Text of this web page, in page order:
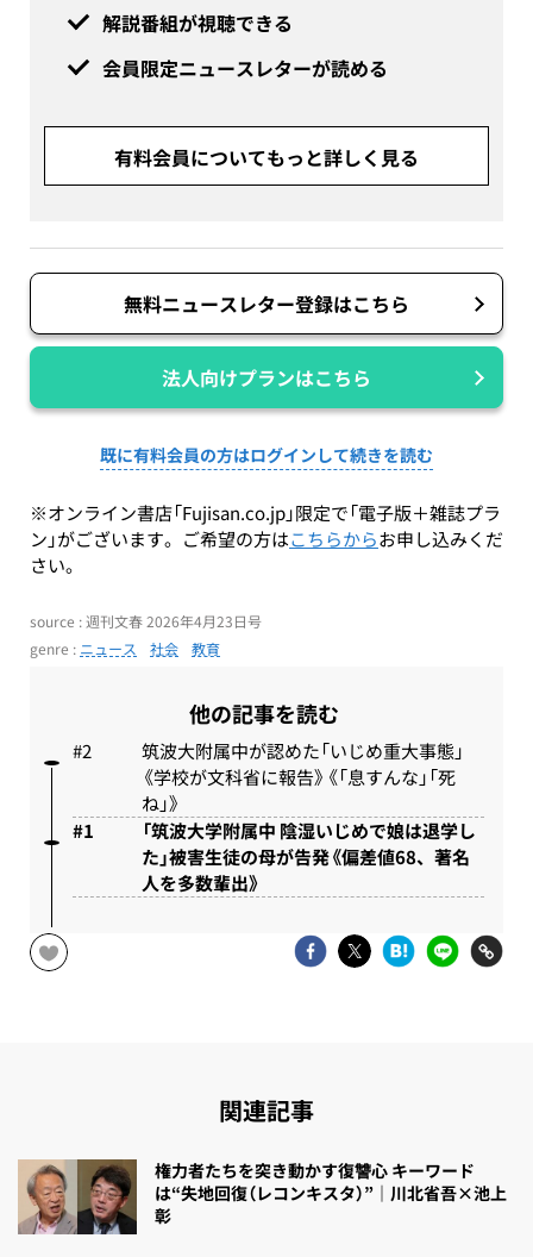
解説番組が視聴できる
会員限定ニュースレターが読める
有料会員についてもっと詳しく見る
無料ニュースレター登録はこちら
法人向けプランはこちら
既に有料会員の方はログインして続きを読む
※オンライン書店「Fujisan.co.jp」限定で「電子版＋雑誌プラ
ン」がございます。ご希望の方はこちらからお申し込みくだ
さい。
source : 週刊文春 2026年4月23日号
genre : ニュース 社会 教育
他の記事を読む
筑波大附属中が認めた「いじめ重大事態」
《学校が文科省に報告》《「息すんな」「死
ね」》
「筑波大学附属中 陰湿いじめで娘は退学し
た」被害生徒の母が告発《偏差値68、著名
人を多数輩出》
関連記事
権力者たちを突き動かす復讐心 キーワード
は“失地回復（レコンキスタ）”｜川北省吾×池上
彰